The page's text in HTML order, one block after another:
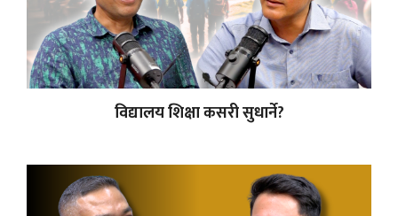
विद्यालय शिक्षा कसरी सुधार्ने?